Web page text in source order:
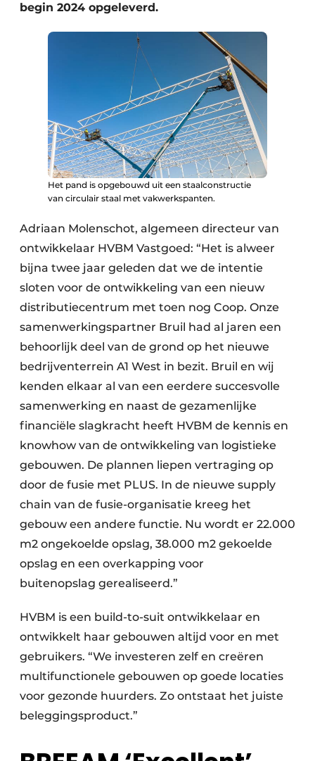
begin 2024 opgeleverd.
Het pand is opgebouwd uit een staalconstructie
van circulair staal met vakwerkspanten.
Adriaan Molenschot, algemeen directeur van
ontwikkelaar HVBM Vastgoed: “Het is alweer
bijna twee jaar geleden dat we de intentie
sloten voor de ontwikkeling van een nieuw
distributiecentrum met toen nog Coop. Onze
samenwerkingspartner Bruil had al jaren een
behoorlijk deel van de grond op het nieuwe
bedrijventerrein A1 West in bezit. Bruil en wij
kenden elkaar al van een eerdere succesvolle
samenwerking en naast de gezamenlijke
financiële slagkracht heeft HVBM de kennis en
knowhow van de ontwikkeling van logistieke
gebouwen. De plannen liepen vertraging op
door de fusie met PLUS. In de nieuwe supply
chain van de fusie-organisatie kreeg het
gebouw een andere functie. Nu wordt er 22.000
m2 ongekoelde opslag, 38.000 m2 gekoelde
opslag en een overkapping voor
buitenopslag gerealiseerd.”
HVBM is een build-to-suit ontwikkelaar en
ontwikkelt haar gebouwen altijd voor en met
gebruikers. “We investeren zelf en creëren
multifunctionele gebouwen op goede locaties
voor gezonde huurders. Zo ontstaat het juiste
beleggingsproduct.”